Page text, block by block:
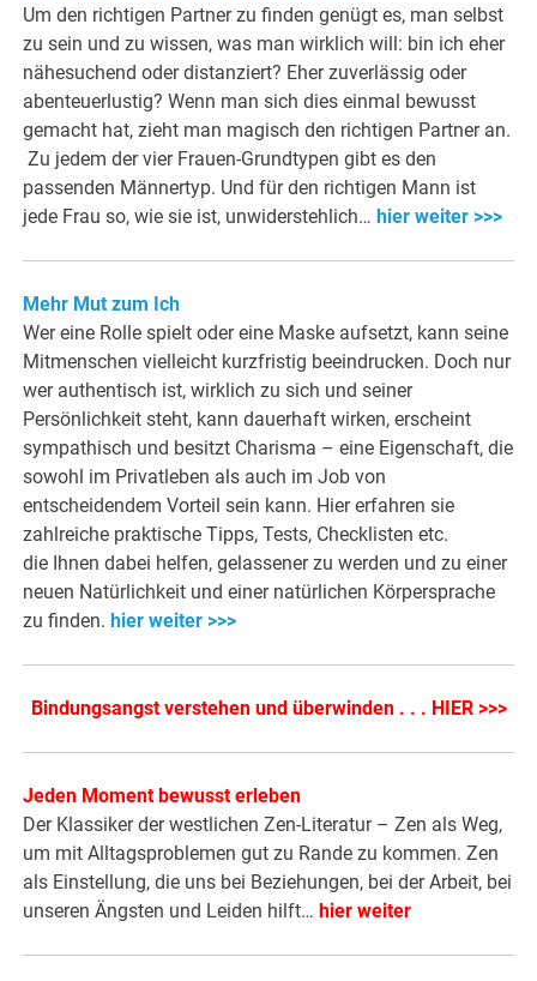
Um den richtigen Partner zu finden genügt es, man selbst
zu sein und zu wissen, was man wirklich will: bin ich eher
nähesuchend oder distanziert? Eher zuverlässig oder
abenteuerlustig? Wenn man sich dies einmal bewusst
gemacht hat, zieht man magisch den richtigen Partner an.
Zu jedem der vier Frauen-Grundtypen gibt es den
passenden Männertyp. Und für den richtigen Mann ist
jede Frau so, wie sie ist, unwiderstehlich… hier weiter >>>
Mehr Mut zum Ich
Wer eine Rolle spielt oder eine Maske aufsetzt, kann seine
Mitmenschen vielleicht kurzfristig beeindrucken. Doch nur
wer authentisch ist, wirklich zu sich und seiner
Persönlichkeit steht, kann dauerhaft wirken, erscheint
sympathisch und besitzt Charisma – eine Eigenschaft, die
sowohl im Privatleben als auch im Job von
entscheidendem Vorteil sein kann. Hier erfahren sie
zahlreiche praktische Tipps, Tests, Checklisten etc.
die Ihnen dabei helfen, gelassener zu werden und zu einer
neuen Natürlichkeit und einer natürlichen Körpersprache
zu finden. hier weiter >>>
Bindungsangst verstehen und überwinden . . . HIER >>>
Jeden Moment bewusst erleben
Der Klassiker der westlichen Zen-Literatur – Zen als Weg,
um mit Alltagsproblemen gut zu Rande zu kommen. Zen
als Einstellung, die uns bei Beziehungen, bei der Arbeit, bei
unseren Ängsten und Leiden hilft… hier weiter